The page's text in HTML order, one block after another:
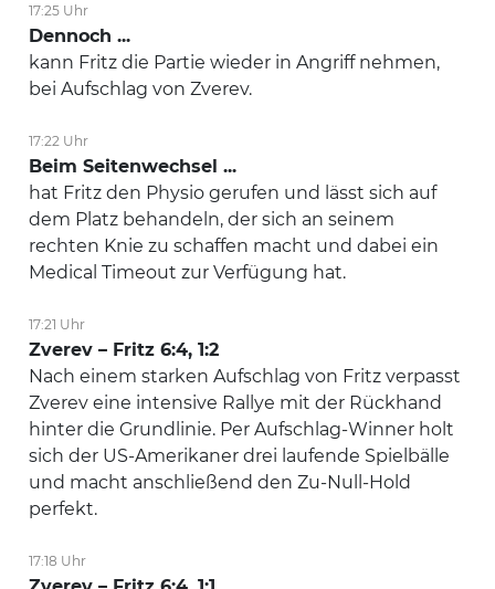
17:25 Uhr
Dennoch ...
kann Fritz die Partie wieder in Angriff nehmen,
bei Aufschlag von Zverev.
17:22 Uhr
Beim Seitenwechsel ...
hat Fritz den Physio gerufen und lässt sich auf
dem Platz behandeln, der sich an seinem
rechten Knie zu schaffen macht und dabei ein
Medical Timeout zur Verfügung hat.
17:21 Uhr
Zverev – Fritz 6:4, 1:2
Nach einem starken Aufschlag von Fritz verpasst
Zverev eine intensive Rallye mit der Rückhand
hinter die Grundlinie. Per Aufschlag-Winner holt
sich der US-Amerikaner drei laufende Spielbälle
und macht anschließend den Zu-Null-Hold
perfekt.
17:18 Uhr